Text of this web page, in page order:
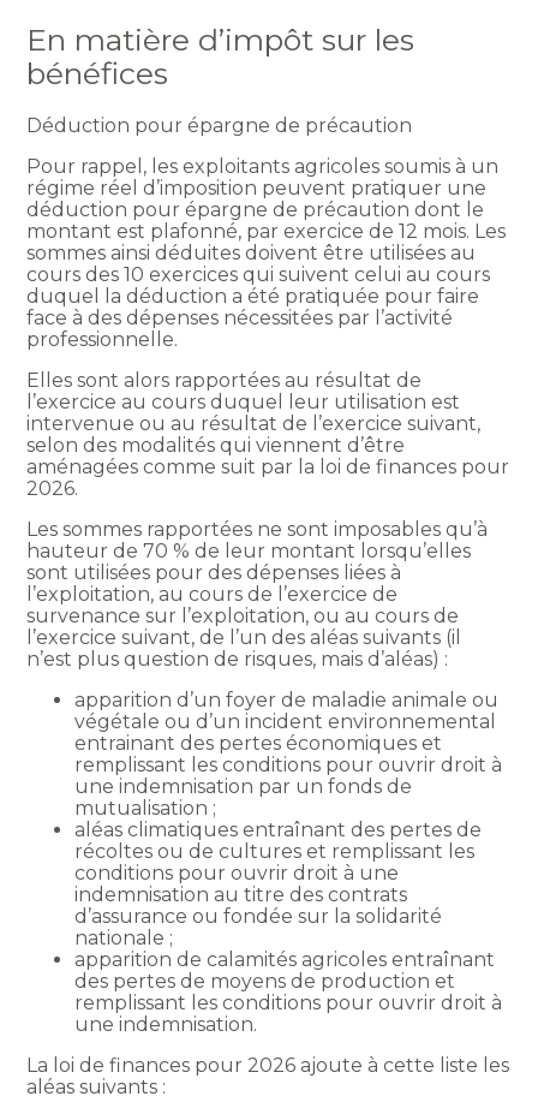
En matière d’impôt sur les
bénéfices
Déduction pour épargne de précaution
Pour rappel, les exploitants agricoles soumis à un
régime réel d’imposition peuvent pratiquer une
déduction pour épargne de précaution dont le
montant est plafonné, par exercice de 12 mois. Les
sommes ainsi déduites doivent être utilisées au
cours des 10 exercices qui suivent celui au cours
duquel la déduction a été pratiquée pour faire
face à des dépenses nécessitées par l’activité
professionnelle.
Elles sont alors rapportées au résultat de
l’exercice au cours duquel leur utilisation est
intervenue ou au résultat de l’exercice suivant,
selon des modalités qui viennent d’être
aménagées comme suit par la loi de finances pour
2026.
Les sommes rapportées ne sont imposables qu’à
hauteur de 70 % de leur montant lorsqu’elles
sont utilisées pour des dépenses liées à
l’exploitation, au cours de l’exercice de
survenance sur l’exploitation, ou au cours de
l’exercice suivant, de l’un des aléas suivants (il
n’est plus question de risques, mais d’aléas) :
apparition d’un foyer de maladie animale ou
végétale ou d’un incident environnemental
entrainant des pertes économiques et
remplissant les conditions pour ouvrir droit à
une indemnisation par un fonds de
mutualisation ;
aléas climatiques entraînant des pertes de
récoltes ou de cultures et remplissant les
conditions pour ouvrir droit à une
indemnisation au titre des contrats
d’assurance ou fondée sur la solidarité
nationale ;
apparition de calamités agricoles entraînant
des pertes de moyens de production et
remplissant les conditions pour ouvrir droit à
une indemnisation.
La loi de finances pour 2026 ajoute à cette liste les
aléas suivants :